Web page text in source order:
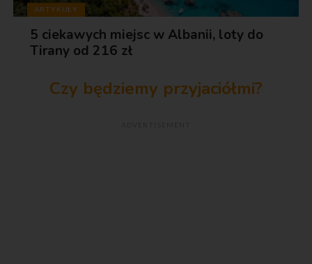
ARTYKUŁY
5 ciekawych miejsc w Albanii, loty do
Tirany od 216 zł
Czy będziemy przyjaciółmi?